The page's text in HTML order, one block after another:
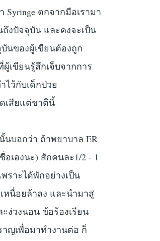
Syringe ตกจากมือเรามา
งปัจจุบัน และคงจะเป็น
นของผู้เขียนต้องถูก
เขียนรู้สึกเจ็บจากการ
ไว้กับเด็กป่วย
เสียแต่ชาตินี้
บอกว่า ถ้าพยาบาล ER
เองนะ) สักคนละ1/2 - 1
ราะได้พักอย่างเป็น
หนื่อยล้าลง และนำมาสู่
ง่วงนอน ข้อร้องเรียน
ญเพื่อมาทำงานต่อ ก็